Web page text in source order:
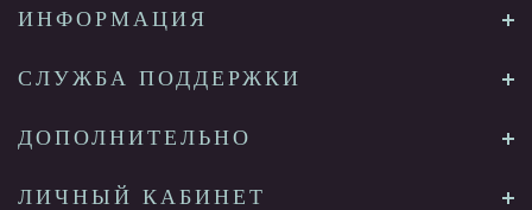
ИНФОРМАЦИЯ
СЛУЖБА ПОДДЕРЖКИ
ДОПОЛНИТЕЛЬНО
ЛИЧНЫЙ КАБИНЕТ